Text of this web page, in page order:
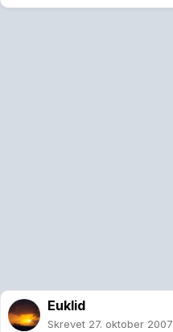
Euklid
Skrevet 27. oktober 2007